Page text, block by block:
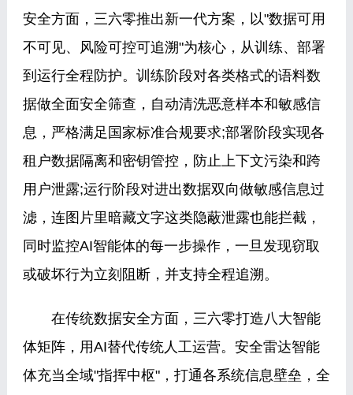
安全方面，三六零推出新一代方案，以"数据可用
不可见、风险可控可追溯"为核心，从训练、部署
到运行全程防护。训练阶段对各类格式的语料数
据做全面安全筛查，自动清洗恶意样本和敏感信
息，严格满足国家标准合规要求;部署阶段实现各
租户数据隔离和密钥管控，防止上下文污染和跨
用户泄露;运行阶段对进出数据双向做敏感信息过
滤，连图片里暗藏文字这类隐蔽泄露也能拦截，
同时监控AI智能体的每一步操作，一旦发现窃取
或破坏行为立刻阻断，并支持全程追溯。
在传统数据安全方面，三六零打造八大智能
体矩阵，用AI替代传统人工运营。安全雷达智能
体充当全域"指挥中枢"，打通各系统信息壁垒，全